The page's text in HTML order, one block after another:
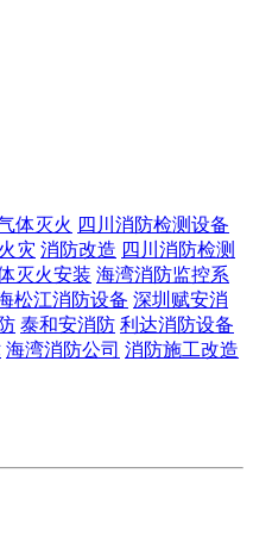
体灭火 四川消防检测设备
灾 消防改造 四川消防检测
灭火安装 海湾消防监控系
海松江消防设备 深圳赋安消
泰和安消防 利达消防设备
海湾消防公司 消防施工改造